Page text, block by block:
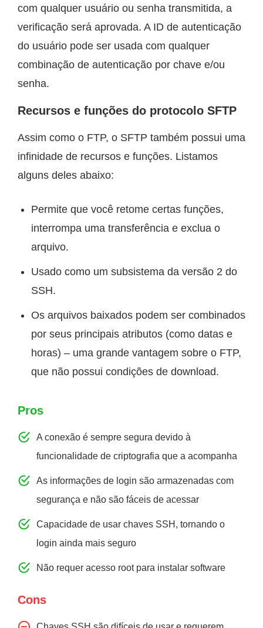
com qualquer usuário ou senha transmitida, a
verificação será aprovada. A ID de autenticação
do usuário pode ser usada com qualquer
combinação de autenticação por chave e/ou
senha.
Recursos e funções do protocolo SFTP
Assim como o FTP, o SFTP também possui uma
infinidade de recursos e funções. Listamos
alguns deles abaixo:
Permite que você retome certas funções,
interrompa uma transferência e exclua o
arquivo.
Usado como um subsistema da versão 2 do
SSH.
Os arquivos baixados podem ser combinados
por seus principais atributos (como datas e
horas) – uma grande vantagem sobre o FTP,
que não possui condições de download.
Pros
A conexão é sempre segura devido à
funcionalidade de criptografia que a acompanha
As informações de login são armazenadas com
segurança e não são fáceis de acessar
Capacidade de usar chaves SSH, tornando o
login ainda mais seguro
Não requer acesso root para instalar software
Cons